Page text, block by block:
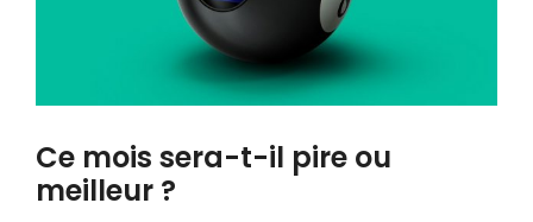
Ce mois sera-t-il pire ou
meilleur ?